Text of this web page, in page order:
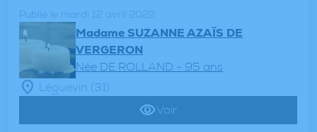
Publié le mardi 12 avril 2022
Madame SUZANNE AZAÏS DE
VERGERON
Née DE ROLLAND - 95 ans
Léguevin (31)
Voir